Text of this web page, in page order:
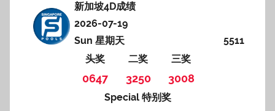
新加坡4D成绩
2026-07-19
Sun 星期天
5511
头奖
二奖 三奖
0647 3250 3008
Special 特别奖